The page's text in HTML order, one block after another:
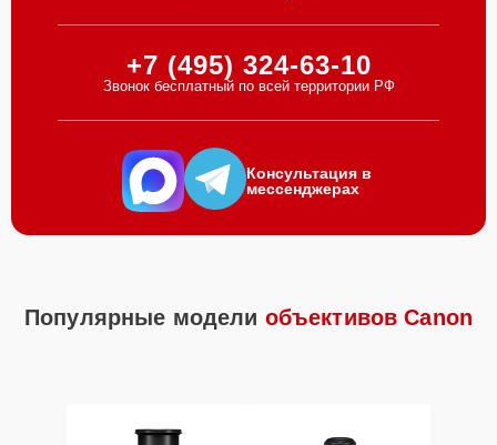
+7 (495) 324-63-10
Звонок бесплатный по всей территории РФ
Консультация в
мессенджерах
Популярные модели объективов Canon